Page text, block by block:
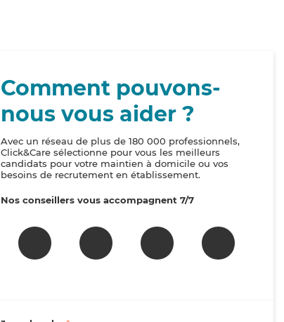
Comment pouvons-
nous vous aider ?
Avec un réseau de plus de 180 000 professionnels,
Click&Care sélectionne pour vous les meilleurs
candidats pour votre maintien à domicile ou vos
besoins de recrutement en établissement.
Nos conseillers vous accompagnent 7/7